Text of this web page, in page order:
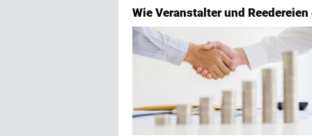
Wie Veranstalter und